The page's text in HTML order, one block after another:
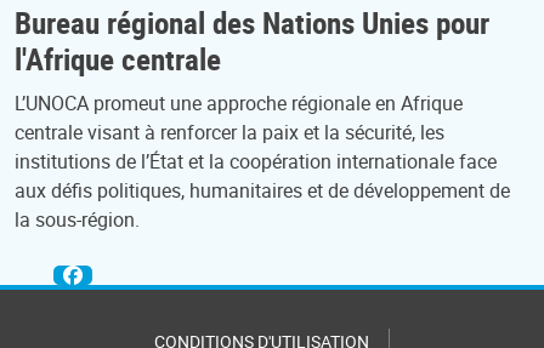
Bureau régional des Nations Unies pour
l'Afrique centrale
L’UNOCA promeut une approche régionale en Afrique
centrale visant à renforcer la paix et la sécurité, les
institutions de l’État et la coopération internationale face
aux défis politiques, humanitaires et de développement de
la sous-région.
CONDITIONS D'UTILISATION